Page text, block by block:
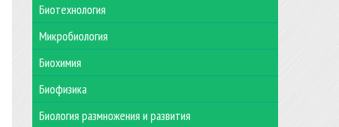
Биотехнология
Микробиология
Биохимия
Биофизика
Биология размножения и развития